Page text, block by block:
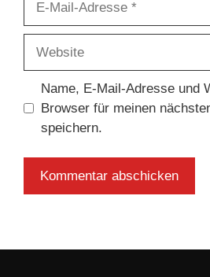
Adresse
Name, E-Mail-Adresse und
Browser für meinen
speichern.